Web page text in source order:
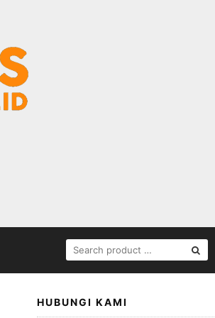
SEARCH
FOR:
HUBUNGI KAMI